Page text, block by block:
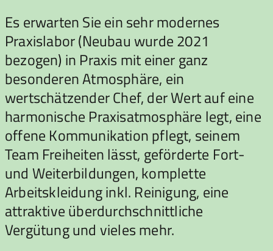
Es erwarten Sie ein sehr modernes
Praxislabor (Neubau wurde 2021
bezogen) in Praxis mit einer ganz
besonderen Atmosphäre, ein
wertschätzender Chef, der Wert auf eine
harmonische Praxisatmosphäre legt, eine
offene Kommunikation pflegt, seinem
Team Freiheiten lässt, geförderte Fort-
und Weiterbildungen, komplette
Arbeitskleidung inkl. Reinigung, eine
attraktive überdurchschnittliche
Vergütung und vieles mehr.